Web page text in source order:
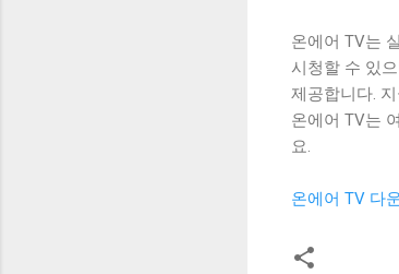
온에어 TV는
시청할 수 있
제공합니다.
온에어 TV는
요.
온에어 TV 다